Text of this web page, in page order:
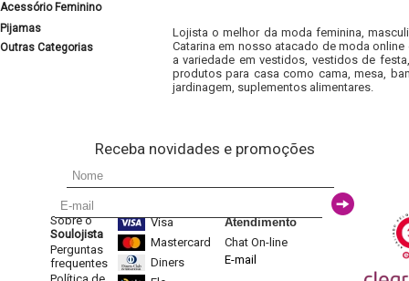
Acessório Feminino
Pijamas
Outras Categorias
Lojista o melhor da moda feminina,
Catarina em nosso atacado de moda
a variedade em vestidos, vestidos de
produtos para casa como cama, mesa,
jardinagem, suplementos alimentares.
Receba novidades e promoções
Sobre o
Soulojista
Perguntas
frequentes
Visa
Mastercard
Diners
Atendimento
Chat On-line
E-mail